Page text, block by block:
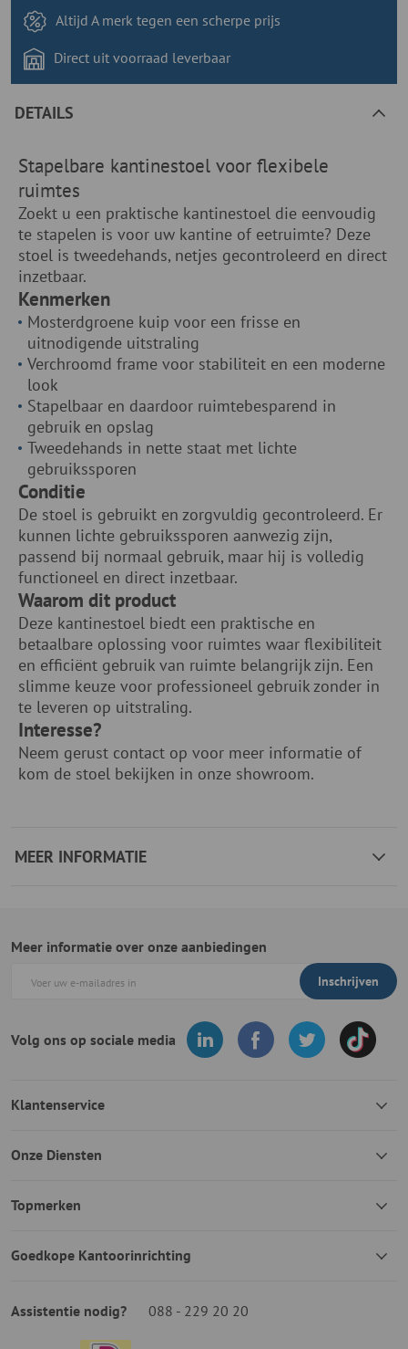
Altijd A merk tegen een scherpe prijs
Direct uit voorraad leverbaar
DETAILS
Stapelbare kantinestoel voor flexibele
ruimtes
Zoekt u een praktische kantinestoel die eenvoudig
te stapelen is voor uw kantine of eetruimte? Deze
stoel is tweedehands, netjes gecontroleerd en direct
inzetbaar.
Kenmerken
Mosterdgroene kuip voor een frisse en
uitnodigende uitstraling
Verchroomd frame voor stabiliteit en een moderne
look
Stapelbaar en daardoor ruimtebesparend in
gebruik en opslag
Tweedehands in nette staat met lichte
gebruikssporen
Conditie
De stoel is gebruikt en zorgvuldig gecontroleerd. Er
kunnen lichte gebruikssporen aanwezig zijn,
passend bij normaal gebruik, maar hij is volledig
functioneel en direct inzetbaar.
Waarom dit product
Deze kantinestoel biedt een praktische en
betaalbare oplossing voor ruimtes waar flexibiliteit
en efficiënt gebruik van ruimte belangrijk zijn. Een
slimme keuze voor professioneel gebruik zonder in
te leveren op uitstraling.
Interesse?
Neem gerust contact op voor meer informatie of
kom de stoel bekijken in onze showroom.
MEER INFORMATIE
Meer informatie over onze aanbiedingen
Inschrijven
Volg ons op sociale media
Klantenservice
Onze Diensten
Topmerken
Goedkope Kantoorinrichting
Assistentie nodig? 088 - 229 20 20